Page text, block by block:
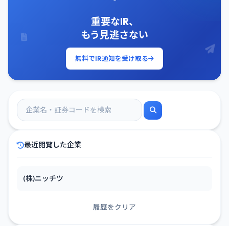
重要なIR、
もう見逃さない
無料でIR通知を受け取る
最近閲覧した企業
(株)ニッチツ
履歴をクリア